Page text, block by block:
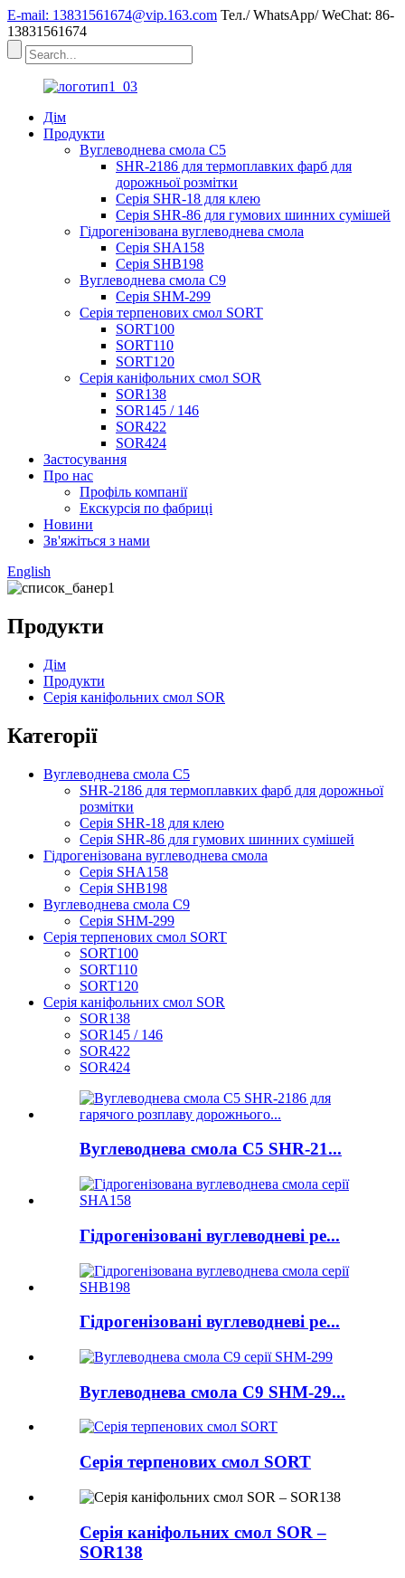
E-mail: 13831561674@vip.163.com Тел./ WhatsApp/ WeChat: 86-
13831561674
Дім
Продукти
Вуглеводнева смола C5
SHR-2186 для термоплавких фарб для
дорожньої розмітки
Серія SHR-18 для клею
Серія SHR-86 для гумових шинних сумішей
Гідрогенізована вуглеводнева смола
Серія SHA158
Серія SHB198
Вуглеводнева смола C9
Серія SHM-299
Серія терпенових смол SORT
SORT100
SORT110
SORT120
Серія каніфольних смол SOR
SOR138
SOR145 / 146
SOR422
SOR424
Застосування
Про нас
Профіль компанії
Екскурсія по фабриці
Новини
Зв'яжіться з нами
English
Продукти
Дім
Продукти
Серія каніфольних смол SOR
Категорії
Вуглеводнева смола C5
SHR-2186 для термоплавких фарб для дорожньої
розмітки
Серія SHR-18 для клею
Серія SHR-86 для гумових шинних сумішей
Гідрогенізована вуглеводнева смола
Серія SHA158
Серія SHB198
Вуглеводнева смола C9
Серія SHM-299
Серія терпенових смол SORT
SORT100
SORT110
SORT120
Серія каніфольних смол SOR
SOR138
SOR145 / 146
SOR422
SOR424
Вуглеводнева смола C5 SHR-21...
Гідрогенізовані вуглеводневі ре...
Гідрогенізовані вуглеводневі ре...
Вуглеводнева смола C9 SHM-29...
Серія терпенових смол SORT
Серія каніфольних смол SOR –
SOR138